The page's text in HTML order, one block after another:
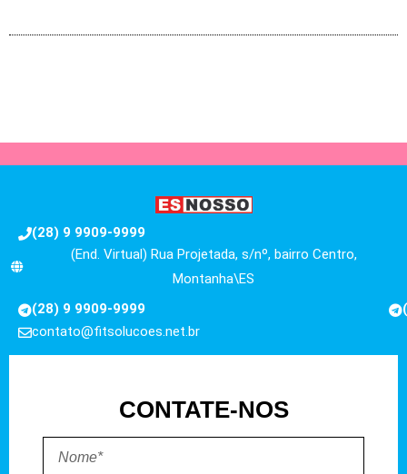
(28) 9 9909-9999
(End. Virtual) Rua Projetada, s/nº, bairro Centro,
Montanha\ES
(28) 9 9909-9999
contato@fitsolucoes.net.br
CONTATE-NOS